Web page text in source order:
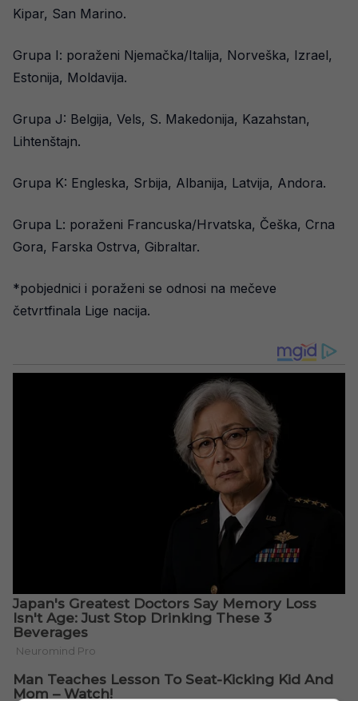
Kipar, San Marino.
Grupa I: poraženi Njemačka/Italija, Norveška, Izrael,
Estonija, Moldavija.
Grupa J: Belgija, Vels, S. Makedonija, Kazahstan,
Lihtenštajn.
Grupa K: Engleska, Srbija, Albanija, Latvija, Andora.
Grupa L: poraženi Francuska/Hrvatska, Češka, Crna
Gora, Farska Ostrva, Gibraltar.
*pobjednici i poraženi se odnosi na mečeve
četvrtfinala Lige nacija.